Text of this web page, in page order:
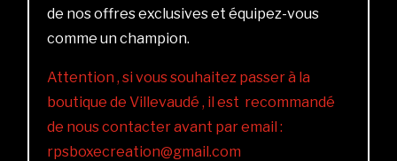
de nos offres exclusives et équipez-vous
comme un champion.
Attention , si vous souhaitez passer à la
boutique de Villevaudé , il est recommandé
de nous contacter avant par email :
rpsboxecreation@gmail.com